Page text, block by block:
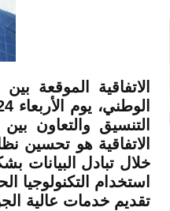
الاتفاقية الموقعة
التنسيق والتعاون
الاتفاقية هو تحسين
خلال تبادل البيانات
استخدام التكنولوجيا
تقديم خدمات عالية